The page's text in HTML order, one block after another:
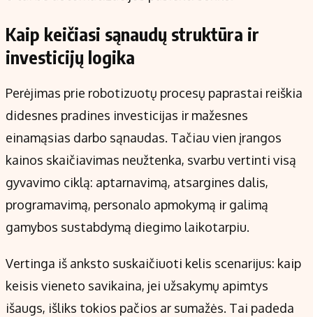
Kaip keičiasi sąnaudų struktūra ir
investicijų logika
Perėjimas prie robotizuotų procesų paprastai reiškia
didesnes pradines investicijas ir mažesnes
einamąsias darbo sąnaudas. Tačiau vien įrangos
kainos skaičiavimas neužtenka, svarbu vertinti visą
gyvavimo ciklą: aptarnavimą, atsargines dalis,
programavimą, personalo apmokymą ir galimą
gamybos sustabdymą diegimo laikotarpiu.
Vertinga iš anksto suskaičiuoti kelis scenarijus: kaip
keisis vieneto savikaina, jei užsakymų apimtys
išaugs, išliks tokios pačios ar sumažės. Tai padeda